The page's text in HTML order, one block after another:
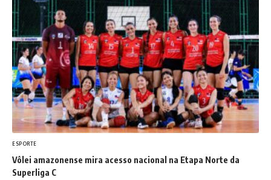
ESPORTE
Vôlei amazonense mira acesso nacional na Etapa Norte da
Superliga C